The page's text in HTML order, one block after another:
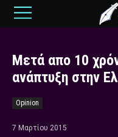
Μετά απο 10
ανάπτυξη στην
Opinion
7 Μαρτίου 2015